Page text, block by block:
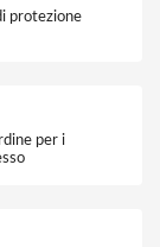
protezione
per i